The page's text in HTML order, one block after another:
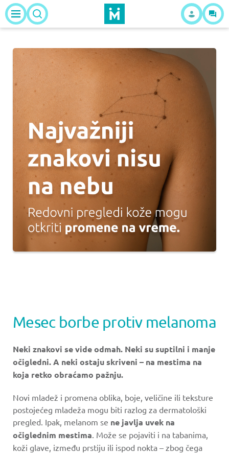
Mesec borbe protiv melanoma
Neki znakovi se vide odmah. Neki su suptilni i manje
očigledni. A neki ostaju skriveni – na mestima na
koja retko obraćamo pažnju.
Novi mladež i promena oblika, boje, veličine ili teksture
postojećeg mladeža mogu biti razlog za dermatološki
pregled. Ipak, melanom se ne javlja uvek na
očiglednim mestima. Može se pojaviti i na tabanima,
koži glave, između prstiju ili ispod nokta – zbog čega